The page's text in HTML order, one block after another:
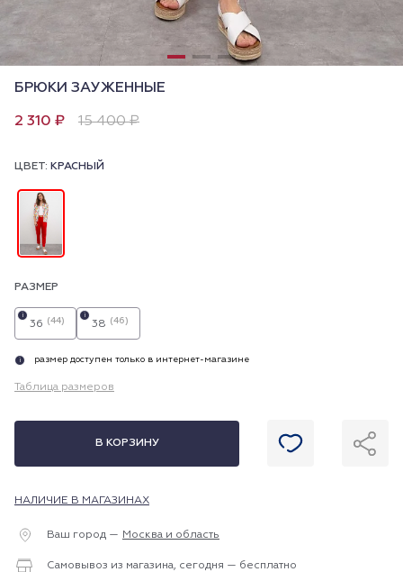
БРЮКИ ЗАУЖЕННЫЕ
2 310 ₽ 15 400 ₽
ЦВЕТ: КРАСНЫЙ
РАЗМЕР
36 (44)
i
38 (46)
i
i размер доступен только в интернет-магазине
Таблица размеров
В КОРЗИНУ
НАЛИЧИЕ В МАГАЗИНАХ
Ваш город — Москва и область
Самовывоз из магазина, сегодня — бесплатно